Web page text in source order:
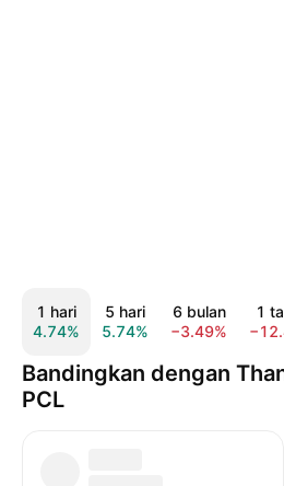
1 hari
4.74%
5 hari
5.74%
6 bulan
−3.49%
1
Bandingkan dengan
PCL